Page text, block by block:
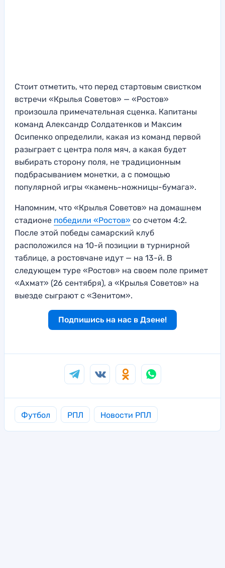
Стоит отметить, что перед стартовым свистком
встречи «Крылья Советов» — «Ростов»
произошла примечательная сценка. Капитаны
команд Александр Солдатенков и Максим
Осипенко определили, какая из команд первой
разыграет с центра поля мяч, а какая будет
выбирать сторону поля, не традиционным
подбрасыванием монетки, а с помощью
популярной игры «камень-ножницы-бумага».
Напомним, что «Крылья Советов» на домашнем
стадионе победили «Ростов» со счетом 4:2.
После этой победы самарский клуб
расположился на 10-й позиции в турнирной
таблице, а ростовчане идут — на 13-й. В
следующем туре «Ростов» на своем поле примет
«Ахмат» (26 сентября), а «Крылья Советов» на
выезде сыграют с «Зенитом».
Подпишись на нас в Дзене!
Футбол РПЛ Новости РПЛ